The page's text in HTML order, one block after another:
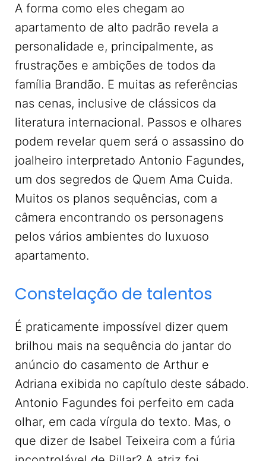
A forma como eles chegam ao
apartamento de alto padrão revela a
personalidade e, principalmente, as
frustrações e ambições de todos da
família Brandão. E muitas as referências
nas cenas, inclusive de clássicos da
literatura internacional. Passos e olhares
podem revelar quem será o assassino do
joalheiro interpretado Antonio Fagundes,
um dos segredos de Quem Ama Cuida.
Muitos os planos sequências, com a
câmera encontrando os personagens
pelos vários ambientes do luxuoso
apartamento.
Constelação de talentos
É praticamente impossível dizer quem
brilhou mais na sequência do jantar do
anúncio do casamento de Arthur e
Adriana exibida no capítulo deste sábado.
Antonio Fagundes foi perfeito em cada
olhar, em cada vírgula do texto. Mas, o
que dizer de Isabel Teixeira com a fúria